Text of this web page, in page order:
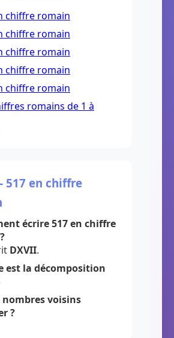
chiffre romain
chiffre romain
chiffre romain
chiffre romain
chiffre romain
romains de 1 à
– 517 en chiffre
écrire 517 en chiffre
DXVII.
est la décomposition
nombres voisins
?